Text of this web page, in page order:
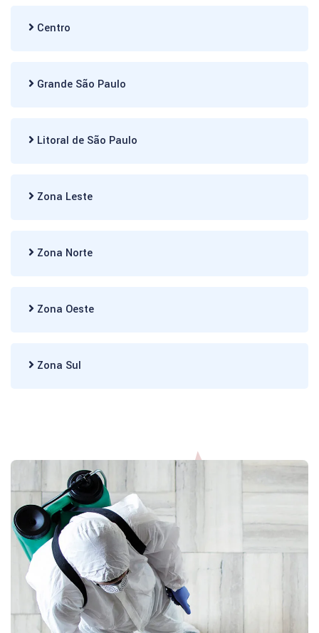
Centro
Grande São Paulo
Litoral de São Paulo
Zona Leste
Zona Norte
Zona Oeste
Zona Sul